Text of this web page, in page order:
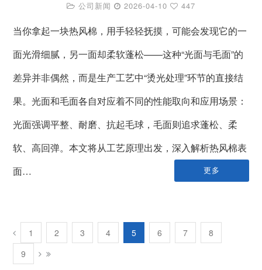
公司新闻 2026-04-10 447
当你拿起一块热风棉，用手轻轻抚摸，可能会发现它的一
面光滑细腻，另一面却柔软蓬松——这种“光面与毛面”的
差异并非偶然，而是生产工艺中“烫光处理”环节的直接结
果。光面和毛面各自对应着不同的性能取向和应用场景：
光面强调平整、耐磨、抗起毛球，毛面则追求蓬松、柔
软、高回弹。本文将从工艺原理出发，深入解析热风棉表
面…
更多
1 2 3 4 5 6 7
8
9